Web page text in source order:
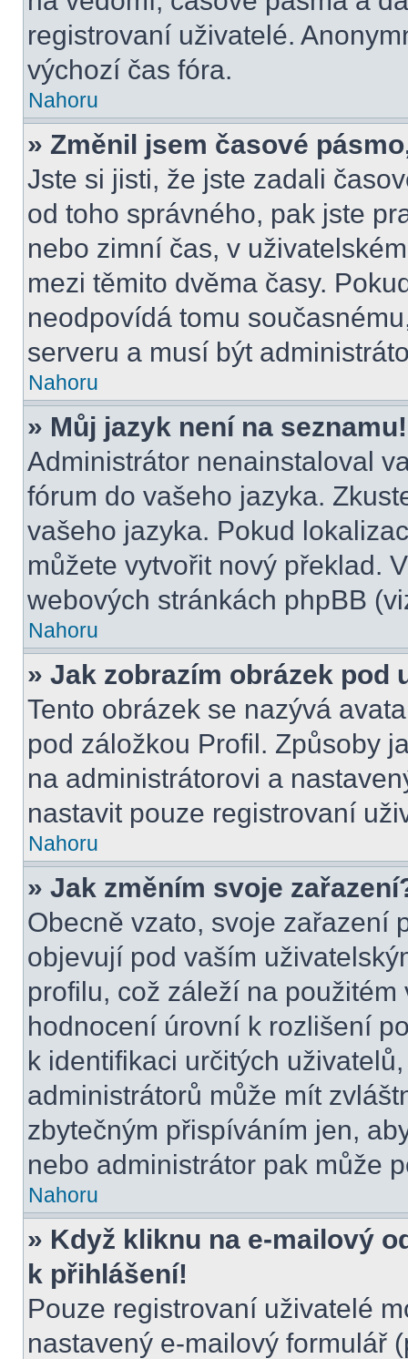
registrovaní uživatelé.
výchozí čas fóra.
Nahoru
» Změnil jsem časové
Jste si jisti, že jste zadali
od toho správného, pak jste
nebo zimní čas, v
mezi těmito dvěma časy.
neodpovídá tomu
serveru a musí být
Nahoru
» Můj jazyk není na seznamu!
Administrátor nenainstaloval
fórum do vašeho jazyka.
vašeho jazyka. Pokud
můžete vytvořit nový překlad.
webových stránkách phpBB
Nahoru
» Jak zobrazím obrázek pod
Tento obrázek se nazývá
pod záložkou Profil. Způsoby
na administrátorovi a
nastavit pouze registrovaní
Nahoru
» Jak změním svoje
Obecně vzato, svoje zařazení
objevují pod vaším
profilu, což záleží na
hodnocení úrovní k rozlišení
k identifikaci určitých
administrátorů může mít
zbytečným přispíváním jen,
nebo administrátor pak může
Nahoru
» Když kliknu na e-mailový
k přihlášení!
Pouze registrovaní uživatelé
nastavený e-mailový formulář